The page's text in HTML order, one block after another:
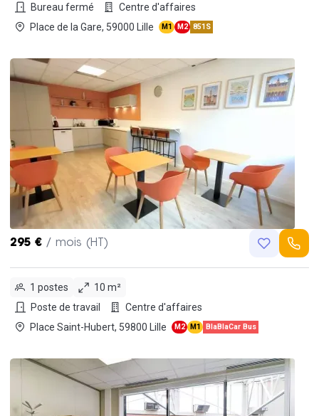
Bureau fermé
Centre d'affaires
Place de la Gare, 59000 Lille
M1 M2 851S
295 € / mois (HT)
1 postes
10 m²
Poste de travail
Centre d'affaires
Place Saint-Hubert, 59800 Lille
M2 M1 BlaBlaCar Bus